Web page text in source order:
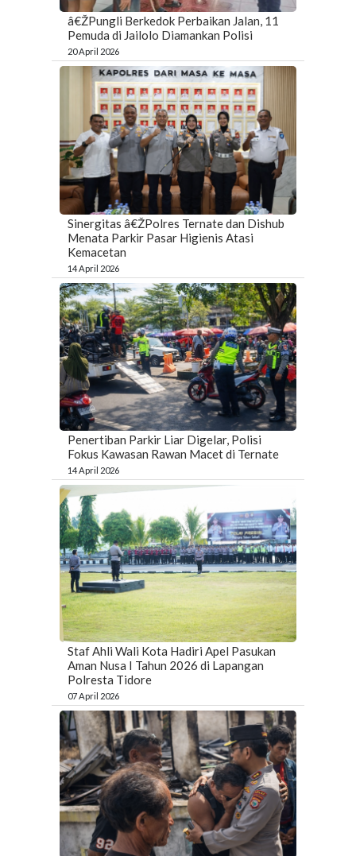
â€ŽPungli Berkedok Perbaikan Jalan, 11
Pemuda di Jailolo Diamankan Polisi
20 April 2026
Sinergitas â€ŽPolres Ternate dan Dishub
Menata Parkir Pasar Higienis Atasi
Kemacetan
14 April 2026
Penertiban Parkir Liar Digelar, Polisi
Fokus Kawasan Rawan Macet di Ternate
14 April 2026
Staf Ahli Wali Kota Hadiri Apel Pasukan
Aman Nusa I Tahun 2026 di Lapangan
Polresta Tidore
07 April 2026